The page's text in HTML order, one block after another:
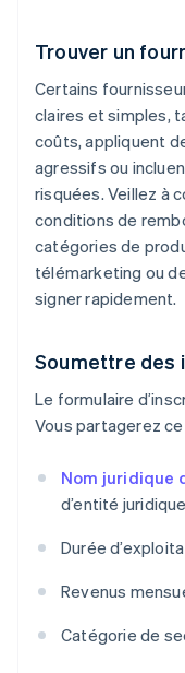
Trouver un
Certains
claires et simples,
coûts, appliquent
agressifs ou
risquées. Veillez à
conditions de
catégories de
télémarketing ou
signer rapidement.
Soumettre des
Le formulaire
Vous partagerez ce
Nom juridique
d’entité
Durée
Revenus
Catégorie de